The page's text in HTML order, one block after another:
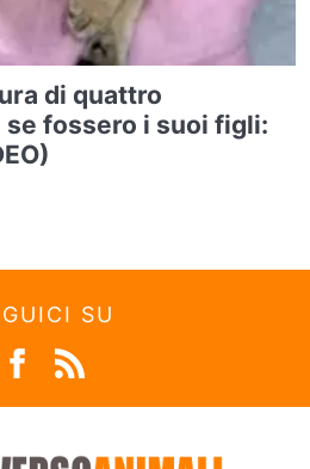
di quattro
fossero i suoi figli:
SU